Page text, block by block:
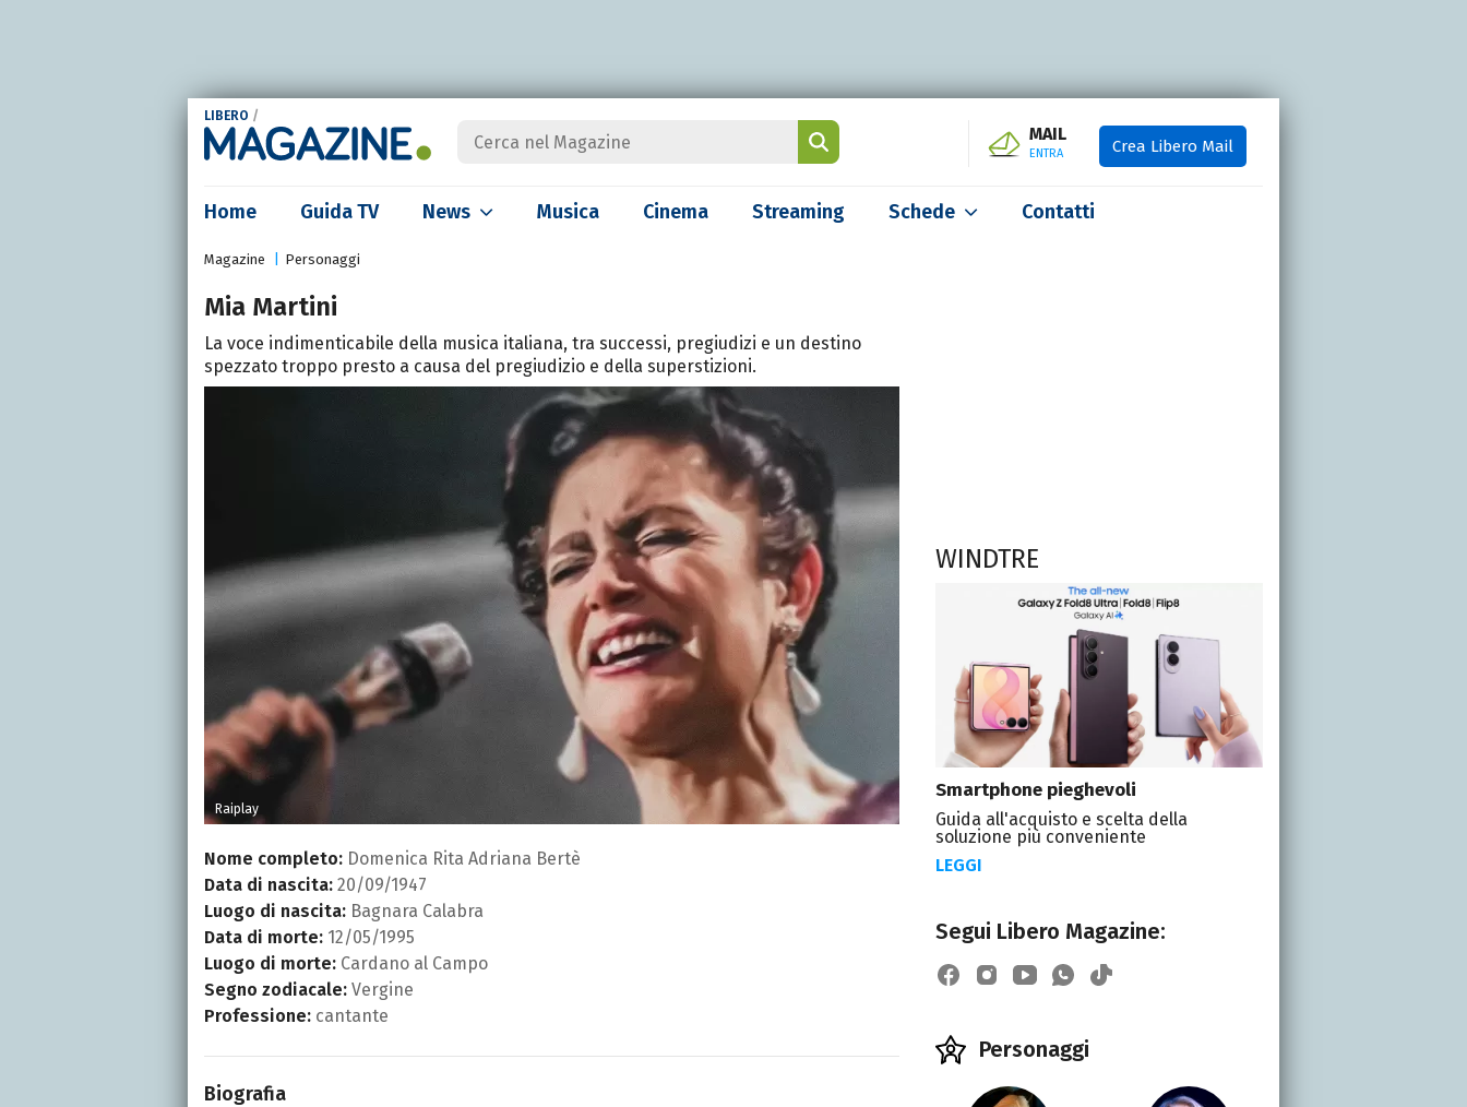
LIBERO /
MAIL
ENTRA Crea Libero Mail
Home Guida TV News Musica Cinema Streaming Schede Contatti
Magazine Personaggi
Mia Martini
La voce indimenticabile della musica italiana, tra successi, pregiudizi e un destino
spezzato troppo presto a causa del pregiudizio e della superstizioni.
Raiplay
Nome completo: Domenica Rita Adriana Bertè
Data di nascita: 20/09/1947
Luogo di nascita: Bagnara Calabra
Data di morte: 12/05/1995
Luogo di morte: Cardano al Campo
Segno zodiacale: Vergine
Professione: cantante
Biografia
WINDTRE
Smartphone pieghevoli
Guida all'acquisto e scelta della
soluzione più conveniente
LEGGI
Segui Libero Magazine:
Personaggi